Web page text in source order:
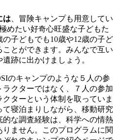
は 、冒険キャンプも用意してい
めたい好奇心旺盛な子どもた
子どもでも10歳や12歳の子ど
とができます。みんなで互い
跡に出かけましょう。
のキャンプのような５人の参
クターではなく、７人の参加
ターという体制を取っていま
寝泊まりしながら、移動研究
な調査経験は、科学への情熱
ません。このプログラムに関